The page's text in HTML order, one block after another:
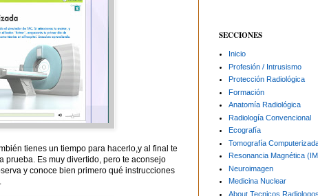
tienes un tiempo para hacerlo,y al final te
prueba. Es muy divertido, pero te aconsejo
y conoce bien primero qué instrucciones
SECCIONES
Inicio
Profesión / Intrusismo
Protección Radiológica
Formación
Anatomía Radiológica
Radiología Convencional
Ecografía
Tomografía
Resonancia Magnética
Neuroimagen
Medicina Nuclear
About Tecnicos